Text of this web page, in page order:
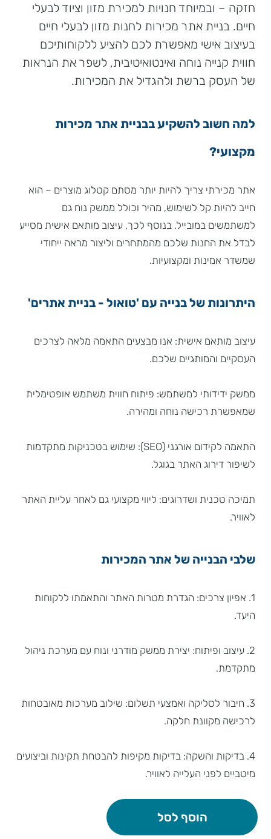
חזקה – ובמיוחד חנויות למכירת מזון וציוד לבעלי
חיים. בניית אתר מכירות לחנות מזון לבעלי חיים
בעיצוב אישי מאפשרת לכם להציע ללקוחותיכם
חווית קנייה נוחה ואינטואיטיבית, לשפר את הנראות
של העסק ברשת ולהגדיל את המכירות.
למה חשוב להשקיע בבניית אתר מכירות
מקצועי?
אתר מכירתי צריך להיות יותר מסתם קטלוג מוצרים – הוא
חייב להיות קל לשימוש, מהיר וכולל ממשק נוח גם
למשתמשים במובייל. בנוסף לכך, עיצוב מותאם אישית מסייע
לבדל את החנות שלכם מהמתחרים וליצור מראה ייחודי
שמשדר אמינות ומקצועיות.
היתרונות של בנייה עם 'טואול - בניית אתרים'
עיצוב מותאם אישית: אנו מבצעים התאמה מלאה לצרכים
העסקיים והמותגיים שלכם.
ממשק ידידותי למשתמש: פיתוח חווית משתמש אופטימלית
שמאפשרת רכישה נוחה ומהירה.
התאמה לקידום אורגני (SEO): שימוש בטכניקות מתקדמות
לשיפור דירוג האתר בגוגל.
תמיכה טכנית ושדרוגים: ליווי מקצועי גם לאחר עליית האתר
לאוויר.
שלבי הבנייה של אתר המכירות
1. אפיון צרכים: הגדרת מטרות האתר והתאמתו ללקוחות
היעד.
2. עיצוב ופיתוח: יצירת ממשק מודרני ונוח עם מערכת ניהול
מתקדמת.
3. חיבור לסליקה ואמצעי תשלום: שילוב מערכות מאובטחות
לרכישה מקוונת חלקה.
4. בדיקות והשקה: בדיקות מקיפות להבטחת תקינות וביצועים
מיטביים לפני העלייה לאוויר.
הוסף לסל